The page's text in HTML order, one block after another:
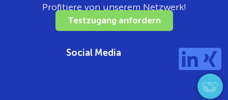
Profitiere von unserem Netzwerk!
Testzugang anfordern
Social Media